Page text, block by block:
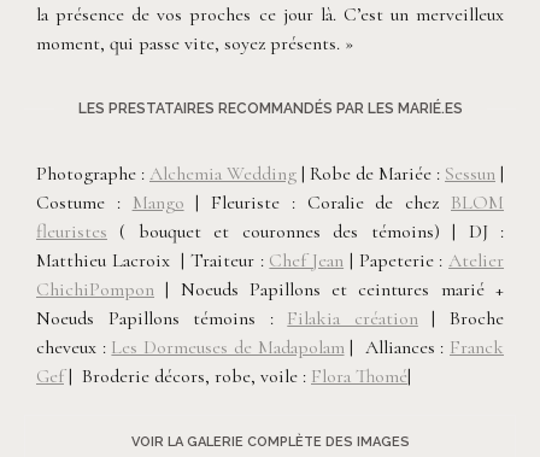
la présence de vos proches ce jour là. C’est un merveilleux
moment, qui passe vite, soyez présents. »
LES PRESTATAIRES RECOMMANDÉS PAR LES MARIÉ.ES
Photographe : Alchemia Wedding | Robe de Mariée : Sessun |
Costume : Mango | Fleuriste : Coralie de chez BLOM
fleuristes ( bouquet et couronnes des témoins) | DJ :
Matthieu Lacroix | Traiteur : Chef Jean | Papeterie :Atelier
ChichiPompon | Noeuds Papillons et ceintures marié +
Noeuds Papillons témoins : Filakia création| Broche
cheveux : Les Dormeuses de Madapolam| Alliances : Franck
Gef| Broderie décors, robe, voile : Flora Thomé|
VOIR LA GALERIE COMPLÈTE DES IMAGES